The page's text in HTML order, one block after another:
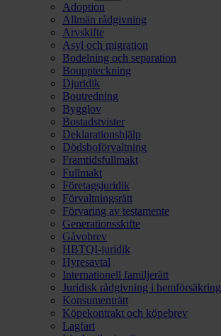
Adoption
Allmän rådgivning
Arvskifte
Asyl och migration
Bodelning och separation
Bouppteckning
Djuridik
Boutredning
Bygglov
Bostadstvister
Deklarationshjälp
Dödsboförvaltning
Framtidsfullmakt
Fullmakt
Företagsjuridik
Förvaltningsrätt
Förvaring av testamente
Generationsskifte
Gåvobrev
HBTQI-juridik
Hyresavtal
Internationell familjerätt
Juridisk rådgivning i hemförsäkring
Konsumenträtt
Köpekontrakt och köpebrev
Lagfart